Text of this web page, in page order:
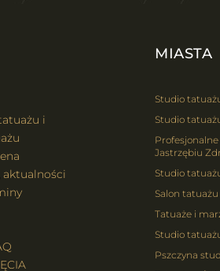
i
aktualności
MIASTA
Studio
Studio
Jastrzębiu
Studio
Salon
Tatuaże i
Studio
Pszczyna